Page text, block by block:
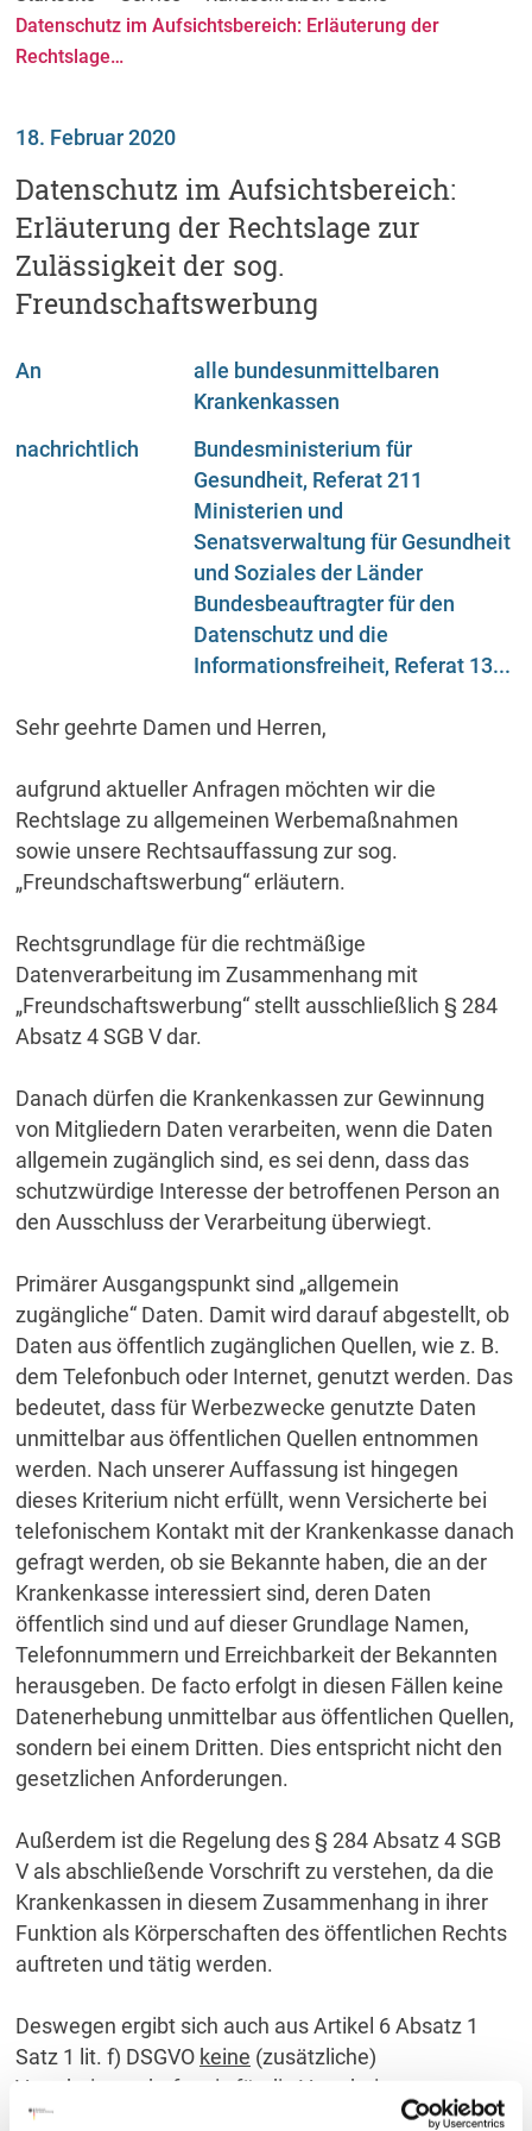
Datenschutz im Aufsichtsbereich: Erläuterung der
Rechtslage…
18. Februar 2020
Datenschutz im Aufsichtsbereich:
Erläuterung der Rechtslage zur
Zulässigkeit der sog.
Freundschaftswerbung
An
alle bundesunmittelbaren
Krankenkassen
nachrichtlich
Bundesministerium für
Gesundheit, Referat 211
Ministerien und
Senatsverwaltung für Gesundheit
und Soziales der Länder
Bundesbeauftragter für den
Datenschutz und die
Informationsfreiheit, Referat 13...
Sehr geehrte Damen und Herren,
aufgrund aktueller Anfragen möchten wir die
Rechtslage zu allgemeinen Werbemaßnahmen
sowie unsere Rechtsauffassung zur sog.
„Freundschaftswerbung“ erläutern.
Rechtsgrundlage für die rechtmäßige
Datenverarbeitung im Zusammenhang mit
„Freundschaftswerbung“ stellt ausschließlich § 284
Absatz 4 SGB V dar.
Danach dürfen die Krankenkassen zur Gewinnung
von Mitgliedern Daten verarbeiten, wenn die Daten
allgemein zugänglich sind, es sei denn, dass das
schutzwürdige Interesse der betroffenen Person an
den Ausschluss der Verarbeitung überwiegt.
Primärer Ausgangspunkt sind „allgemein
zugängliche“ Daten. Damit wird darauf abgestellt, ob
Daten aus öffentlich zugänglichen Quellen, wie z. B.
dem Telefonbuch oder Internet, genutzt werden. Das
bedeutet, dass für Werbezwecke genutzte Daten
unmittelbar aus öffentlichen Quellen entnommen
werden. Nach unserer Auffassung ist hingegen
dieses Kriterium nicht erfüllt, wenn Versicherte bei
telefonischem Kontakt mit der Krankenkasse danach
gefragt werden, ob sie Bekannte haben, die an der
Krankenkasse interessiert sind, deren Daten
öffentlich sind und auf dieser Grundlage Namen,
Telefonnummern und Erreichbarkeit der Bekannten
herausgeben. De facto erfolgt in diesen Fällen keine
Datenerhebung unmittelbar aus öffentlichen Quellen,
sondern bei einem Dritten. Dies entspricht nicht den
gesetzlichen Anforderungen.
Außerdem ist die Regelung des § 284 Absatz 4 SGB
V als abschließende Vorschrift zu verstehen, da die
Krankenkassen in diesem Zusammenhang in ihrer
Funktion als Körperschaften des öffentlichen Rechts
auftreten und tätig werden.
Deswegen ergibt sich auch aus Artikel 6 Absatz 1
Satz 1 lit. f) DSGVO keine (zusätzliche)
Verarbeitungsbefugnis für die Verarbeitung von
Daten zu Werbezwecken. Zwar ermöglicht diese